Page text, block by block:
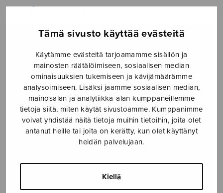
Tämä sivusto käyttää evästeitä
Käytämme evästeitä tarjoamamme sisällön ja
mainosten räätälöimiseen, sosiaalisen median
ominaisuuksien tukemiseen ja kävijämäärämme
analysoimiseen. Lisäksi jaamme sosiaalisen median,
mainosalan ja analytiikka-alan kumppaneillemme
tietoja siitä, miten käytät sivustoamme. Kumppanimme
voivat yhdistää näitä tietoja muihin tietoihin, joita olet
antanut heille tai joita on kerätty, kun olet käyttänyt
heidän palvelujaan.
Kiellä
7,56€ 7,80€Hintaluokka:
Formaatti
Somewhere
Space)
LISÄÄ
OSTOSKORIIN